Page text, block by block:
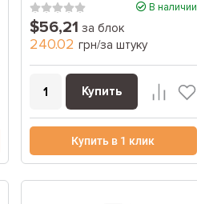
В наличии
$56,21 за блок
240.02 грн/за штуку
Купить
Купить в 1 клик